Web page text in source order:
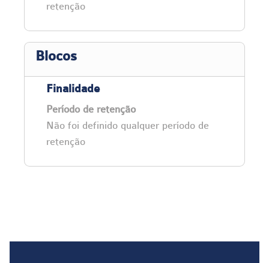
retenção
Blocos
Finalidade
Período de retenção
Não foi definido qualquer período de
retenção